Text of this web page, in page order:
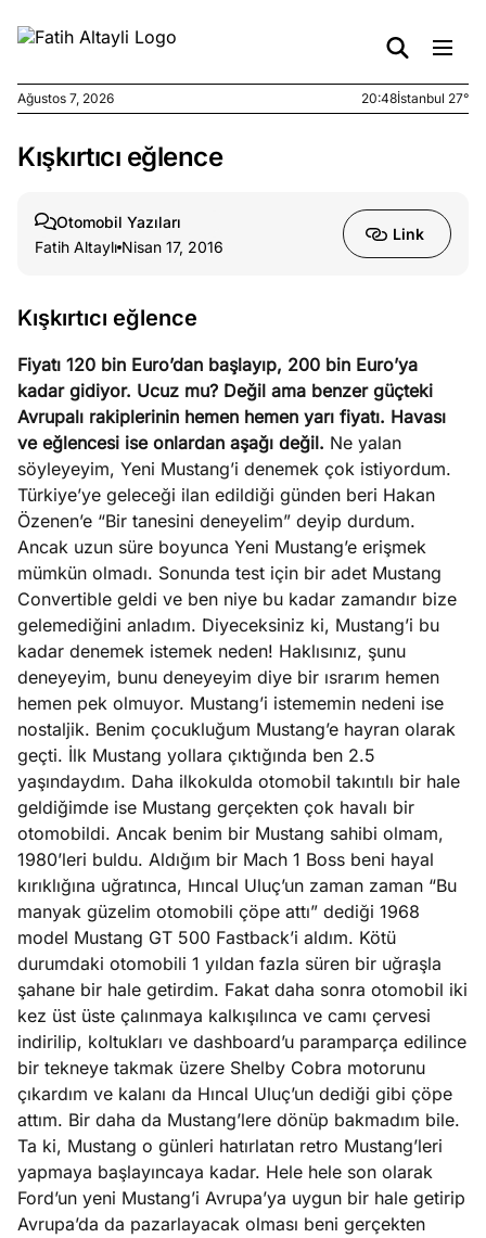
Ağustos
kirli
6, 2026
yasalar
Ağustos
5, 2026
stok
caiz
Köşe
Yazıları
Spor
Yazıları
Yazıları
Ağustos 7, 2026 20:48İstanbul 27°
Kışkırtıcı eğlence
Otomobil Yazıları
Fatih Altaylı Nisan 17, 2016
Link
Kışkırtıcı eğlence
Fiyatı 120 bin Euro’dan başlayıp, 200 bin Euro’ya
kadar gidiyor. Ucuz mu? Değil ama benzer güçteki
Avrupalı rakiplerinin hemen hemen yarı fiyatı. Havası
ve eğlencesi ise onlardan aşağı değil. Ne yalan
söyleyeyim, Yeni Mustang’i denemek çok istiyordum.
Türkiye’ye geleceği ilan edildiği günden beri Hakan
Özenen’e “Bir tanesini deneyelim” deyip durdum.
Ancak uzun süre boyunca Yeni Mustang’e erişmek
mümkün olmadı. Sonunda test için bir adet Mustang
Convertible geldi ve ben niye bu kadar zamandır bize
gelemediğini anladım. Diyeceksiniz ki, Mustang’i bu
kadar denemek istemek neden! Haklısınız, şunu
deneyeyim, bunu deneyeyim diye bir ısrarım hemen
hemen pek olmuyor. Mustang’i istememin nedeni ise
nostaljik. Benim çocukluğum Mustang’e hayran olarak
geçti. İlk Mustang yollara çıktığında ben 2.5
yaşındaydım. Daha ilkokulda otomobil takıntılı bir hale
geldiğimde ise Mustang gerçekten çok havalı bir
otomobildi. Ancak benim bir Mustang sahibi olmam,
1980’leri buldu. Aldığım bir Mach 1 Boss beni hayal
kırıklığına uğratınca, Hıncal Uluç’un zaman zaman “Bu
manyak güzelim otomobili çöpe attı” dediği 1968
model Mustang GT 500 Fastback’i aldım. Kötü
durumdaki otomobili 1 yıldan fazla süren bir uğraşla
şahane bir hale getirdim. Fakat daha sonra otomobil iki
kez üst üste çalınmaya kalkışılınca ve camı çervesi
indirilip, koltukları ve dashboard’u paramparça edilince
bir tekneye takmak üzere Shelby Cobra motorunu
çıkardım ve kalanı da Hıncal Uluç’un dediği gibi çöpe
attım. Bir daha da Mustang’lere dönüp bakmadım bile.
Ta ki, Mustang o günleri hatırlatan retro Mustang’leri
yapmaya başlayıncaya kadar. Hele hele son olarak
Ford’un yeni Mustang’i Avrupa’ya uygun bir hale getirip
Avrupa’da da pazarlayacak olması beni gerçekten